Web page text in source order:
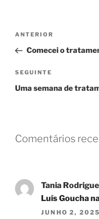
Navegação
artigos
Conteúdo
anterior
ANTERIOR
Comecei o
Conteúdo
seguinte
SEGUINTE
Uma semana de
Comentários
Tania
Luís Goucha
JUNHO 2, 2025